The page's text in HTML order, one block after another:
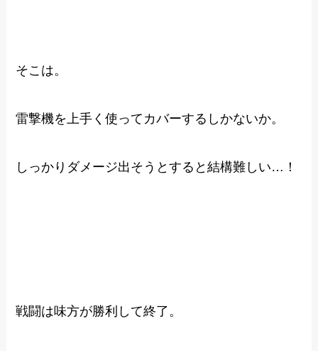
そこは。
雷撃機を上手く使ってカバーするしかないか。
しっかりダメージ出そうとすると結構難しい…！
戦闘は味方が勝利して終了。